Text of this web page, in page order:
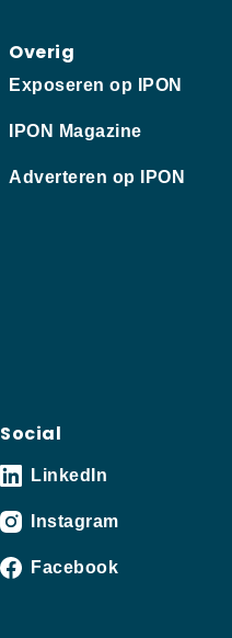
Overig
Exposeren op IPON
IPON Magazine
Adverteren op IPON
Social
LinkedIn
Instagram
Facebook